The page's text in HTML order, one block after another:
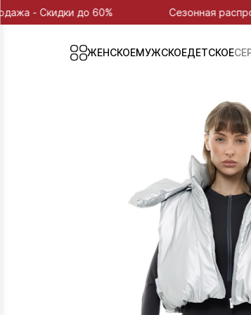
до 60% Сезонная распродажа -
ЖЕНСКОЕМУЖСКОЕДЕТСКОЕ